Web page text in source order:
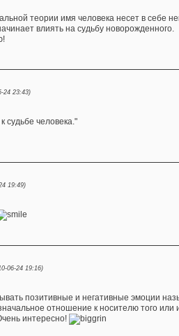
теории имя человека несет в себе
влиять на судьбу новорожденного.
24 23:43)
судьбе человека."
19:49)
06-24 19:16)
позитивные и негативные эмоции
отношение к носителю того или
интересно!